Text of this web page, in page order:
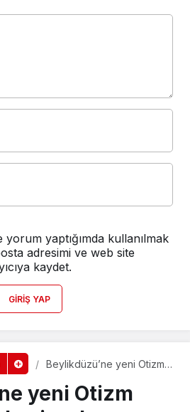
yaptığımda kullanılmak
adresimi ve web site
kaydet.
GIRIŞ YAP
Beylikdüzü’ne yeni Otizm
yeni Otizm